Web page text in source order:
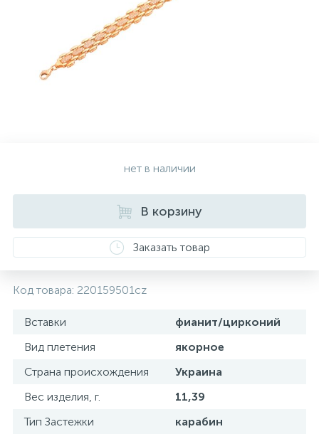
нет в наличии
В корзину
Заказать товар
Код товара: 220159501cz
Вставки
фианит/цирконий
Вид плетения
якорное
Страна происхождения
Украина
Вес изделия, г.
11,39
Тип Застежки
карабин
Серебряные колье
Серебряные сувениры
Золотые серьги
Золотые цепи